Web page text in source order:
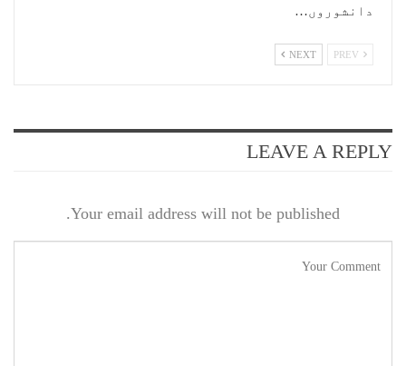
دانشوروں…
NEXT
LEAVE A REPLY
Your email address will not be published.